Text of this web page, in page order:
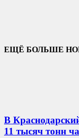
ЕЩЁ БОЛЬШЕ
В
11 тысяч тонн